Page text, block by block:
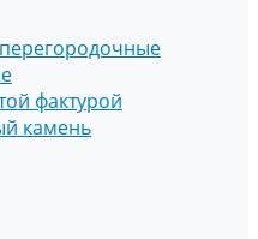
фактурой
камень